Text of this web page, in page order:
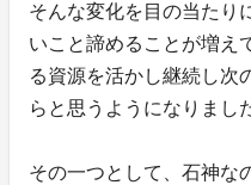
そんな変化を目の当たり
いこと諦めることが増え
る資源を活かし継続し次
らと思うようになりまし
その一つとして、石神な